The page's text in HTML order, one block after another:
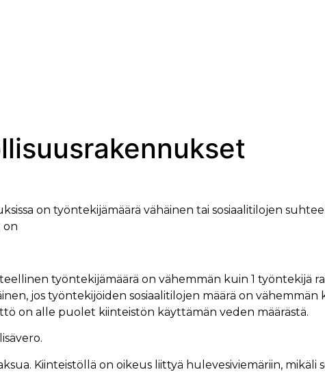
on työntekijämäärä vähäinen tai sosiaalitilojen
on
työntekijämäärä on vähemmän kuin 1 työntekijä
jos työntekijöiden sosiaalitilojen määrä on vähemmän
on alle puolet kiinteistön käyttämän veden määrästä.
Kiinteistöllä on oikeus liittyä hulevesiviemäriin, mikäli